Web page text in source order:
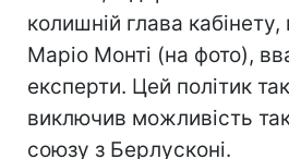
колишній глава
Маріо Монті (на фото),
експерти. Цей політик
виключив можливість
союзу з Берлусконі.